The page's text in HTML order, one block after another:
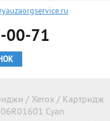
00-71
/ Xerox / Картридж
Cyan